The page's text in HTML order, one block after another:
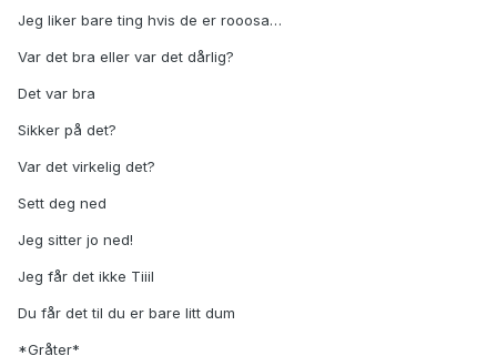
Jeg liker bare ting hvis de er rooosa…
Var det bra eller var det dårlig?
Det var bra
Sikker på det?
Var det virkelig det?
Sett deg ned
Jeg sitter jo ned!
Jeg får det ikke Tiiil
Du får det til du er bare litt dum
*Gråter*